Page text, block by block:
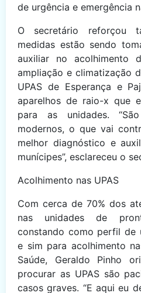
de urgência e emergência
O secretário reforçou
medidas estão sendo
auxiliar no acolhimento
ampliação e climatização
UPAS de Esperança e
aparelhos de raio-x que
para as unidades.
modernos, o que vai
melhor diagnóstico e
munícipes”, esclareceu o
Acolhimento nas UPAS
Com cerca de 70% dos
nas unidades de
constando como perfil de
e sim para acolhimento
Saúde, Geraldo Pinho
procurar as UPAS são
casos graves. “E aqui eu